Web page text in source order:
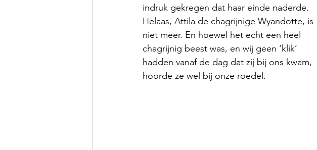
indruk gekregen dat haar einde naderde.
Helaas, Attila de chagrijnige Wyandotte, is
niet meer. En hoewel het echt een heel
chagrijnig beest was, en wij geen ‘klik’
hadden vanaf de dag dat zij bij ons kwam,
hoorde ze wel bij onze roedel.